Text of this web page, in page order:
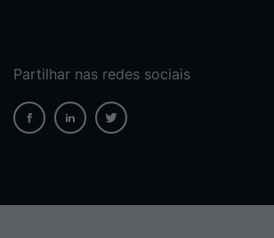
Partilhar nas redes sociais